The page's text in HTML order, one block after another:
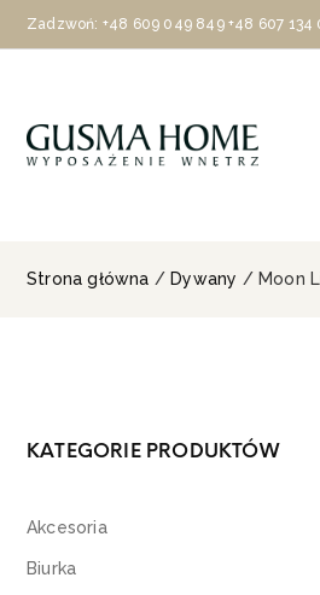
Zadzwoń: +48 609 049 849 +48 607 134
Strona główna / Dywany / Moon
KATEGORIE PRODUKTÓW
Akcesoria
Biurka